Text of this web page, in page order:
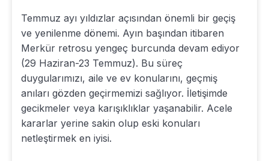
Temmuz ayı yıldızlar açısından önemli bir geçiş
ve yenilenme dönemi. Ayın başından itibaren
Merkür retrosu yengeç burcunda devam ediyor
(29 Haziran-23 Temmuz). Bu süreç
duygularımızı, aile ve ev konularını, geçmiş
anıları gözden geçirmemizi sağlıyor. İletişimde
gecikmeler veya karışıklıklar yaşanabilir. Acele
kararlar yerine sakin olup eski konuları
netleştirmek en iyisi.